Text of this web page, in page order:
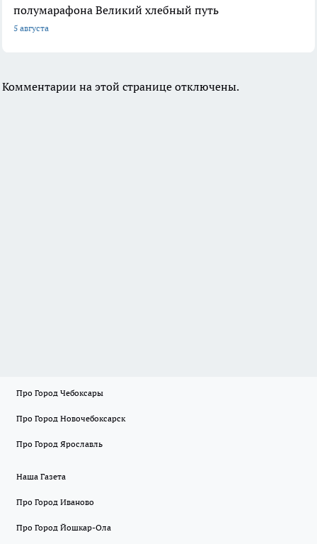
полумарафона Великий хлебный путь
5 августа
Комментарии на этой странице отключены.
Про Город Чебоксары
Про Город Новочебоксарск
Про Город Ярославль
Наша Газета
Про Город Иваново
Про Город Йошкар-Ола